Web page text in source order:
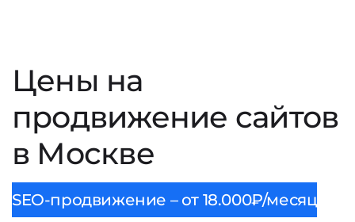
Цены на
продвижение сайтов
в Москве
SEO-продвижение – от 18.000₽/месяц